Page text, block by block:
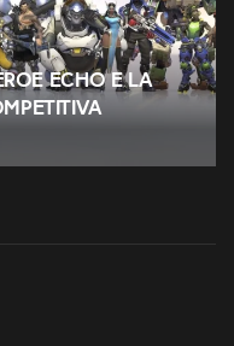
Echo e la